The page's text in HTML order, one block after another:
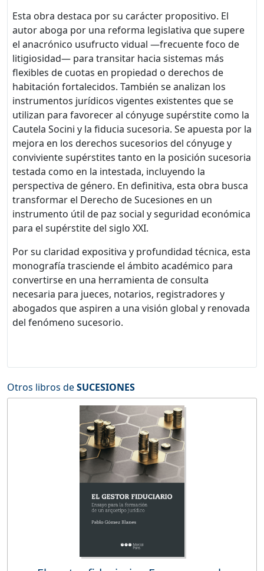
Esta obra destaca por su carácter propositivo. El
autor aboga por una reforma legislativa que supere
el anacrónico usufructo vidual —frecuente foco de
litigiosidad— para transitar hacia sistemas más
flexibles de cuotas en propiedad o derechos de
habitación fortalecidos. También se analizan los
instrumentos jurídicos vigentes existentes que se
utilizan para favorecer al cónyuge supérstite como la
Cautela Socini y la fiducia sucesoria. Se apuesta por la
mejora en los derechos sucesorios del cónyuge y
conviviente supérstites tanto en la posición sucesoria
testada como en la intestada, incluyendo la
perspectiva de género. En definitiva, esta obra busca
transformar el Derecho de Sucesiones en un
instrumento útil de paz social y seguridad económica
para el supérstite del siglo XXI.
Por su claridad expositiva y profundidad técnica, esta
monografía trasciende el ámbito académico para
convertirse en una herramienta de consulta
necesaria para jueces, notarios, registradores y
abogados que aspiren a una visión global y renovada
del fenómeno sucesorio.
Otros libros deSUCESIONES